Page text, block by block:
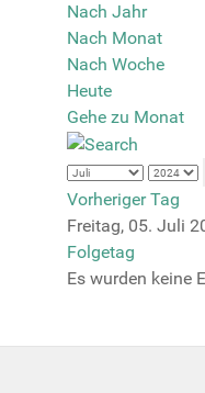
Nach Jahr
Nach Monat
Nach Woche
Heute
Gehe zu Monat
Vorheriger Tag
Freitag, 05. Juli
Folgetag
Es wurden keine